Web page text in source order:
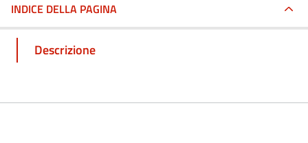
INDICE DELLA PAGINA
Descrizione